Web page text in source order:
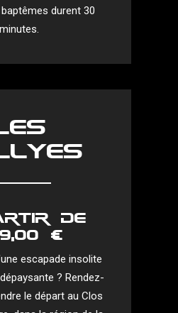
baptêmes durent 30
minutes.
de
€
escapade insolite
? Rendez-
le départ au Clos